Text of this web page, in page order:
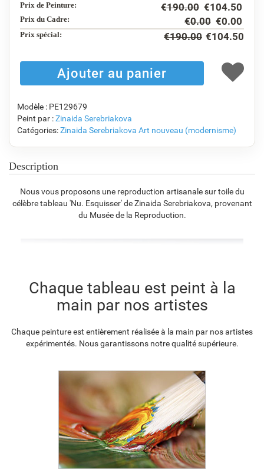
F5130-234
€120.06
F5429-258 F3013-236
€88.43
F1823-204
€93.65
F8645-298
€156.08
F6537-236
€82.80
F7034-298
€
F4613-236
€83.60
F5130-204
€120.53
F6035-220
€99.25
Prix de Peinture: €190.00 €104.50
Prix du Cadre: €0.00 €0.00
Prix ​​spécial: €190.00 €104.50
Modèle : PE129679
Peint par :Zinaida Serebriakova
Catégories:Zinaida Serebriakova Art nouveau (modernisme)
Description
Nous vous proposons une reproduction artisanale sur toile du
célèbre tableau 'Nu. Esquisser' de Zinaida Serebriakova, provenant
du Musée de la Reproduction.
Chaque tableau est peint à la
main par nos artistes
Chaque peinture est entièrement réalisée à la main par nos artistes
expérimentés. Nous garantissons notre qualité supérieure.